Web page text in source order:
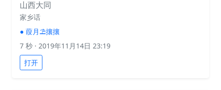
山西大同
家乡话
● 葭月⛱攘攘
7 秒 · 2019年11月14日 23:19
打开